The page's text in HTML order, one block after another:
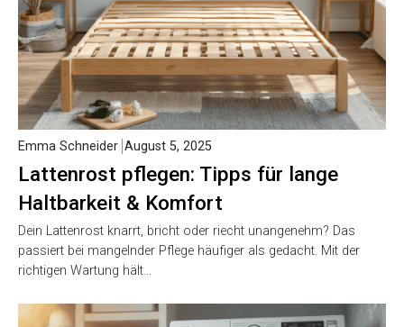
Lattenrost pflegen: Tipps für lange
Haltbarkeit & Komfort
Emma Schneider August 5, 2025
Dein Lattenrost knarrt, bricht oder riecht unangenehm? Das
passiert bei mangelnder Pflege häufiger als gedacht. Mit der
richtigen Wartung hält…